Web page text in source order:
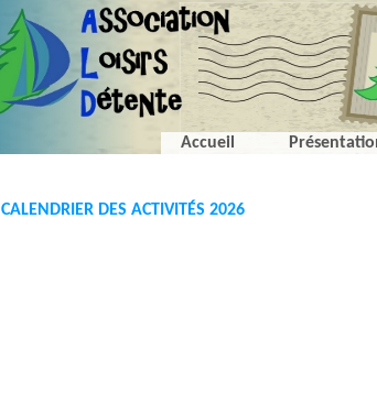
Accueil
CALENDRIER DES ACTIVITÉS 2026